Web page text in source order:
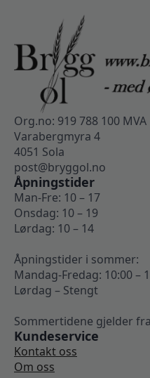
Org.no: 919 788 100 MVA
Varabergmyra 4
4051 Sola
post@bryggol.no
Åpningstider
Man-Fre: 10 – 17
Onsdag: 10 – 19
Lørdag: 10 – 14
Åpningstider i sommer:
Mandag-Fredag: 10:00 –
Lørdag – Stengt
Sommertidene gjelder
Kundeservice
Kontakt oss
Om oss